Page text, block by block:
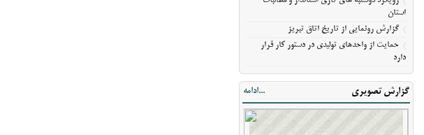
استان
گزارش رونمایی از تاریخ اتاق تبریز
حمایت از واحدهای تولیدی در دستور کار قرار
دارد
گزارش تصویری ...ادامه